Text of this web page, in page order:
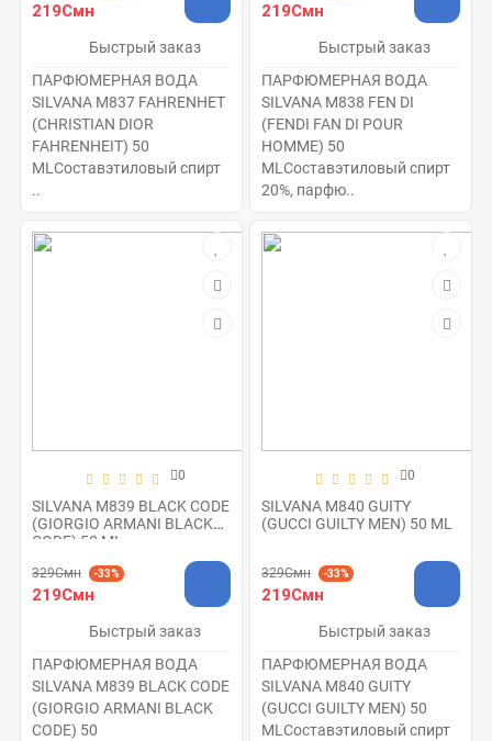
219Смн
Быстрый заказ
ПАРФЮМЕРНАЯ ВОДА
SILVANA M837 FAHRENHET
(CHRISTIAN DIOR
FAHRENHEIT) 50
MLСоставэтиловый спирт
..
219Смн
Быстрый заказ
ПАРФЮМЕРНАЯ ВОДА
SILVANA M838 FEN DI
(FENDI FAN DI POUR
HOMME) 50
MLСоставэтиловый спирт
20%, парфю..
0
SILVANA M839 BLACK CODE
(GIORGIO ARMANI BLACK
CODE) 50 ML
329Смн -33%
219Смн
Быстрый заказ
ПАРФЮМЕРНАЯ ВОДА
SILVANA M839 BLACK CODE
(GIORGIO ARMANI BLACK
CODE) 50
0
SILVANA M840 GUITY
(GUCCI GUILTY MEN) 50 ML
329Смн -33%
219Смн
Быстрый заказ
ПАРФЮМЕРНАЯ ВОДА
SILVANA M840 GUITY
(GUCCI GUILTY MEN) 50
MLСоставэтиловый спирт